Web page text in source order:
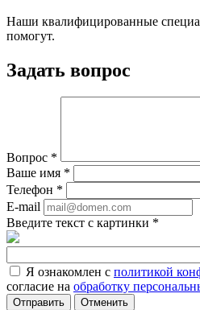
Наши квалифицированные
помогут.
Задать вопрос
Вопрос *
Ваше имя *
Телефон *
E-mail
Введите текст с картинки *
Я ознакомлен с политикой
согласие на обработку
Отменить